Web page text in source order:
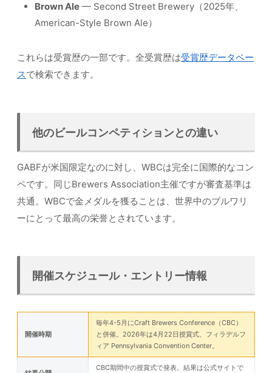
Brown Ale — Second Street Brewery（2025年、
American-Style Brown Ale）
これらは受賞歴の一部です。全受賞歴は受賞歴データベー
スで検索できます。
他のビールコンペティションとの違い
GABFが米国限定なのに対し、WBCは完全に国際的なコン
ペです。同じBrewers Association主催ですが審査基準は
共通。WBCで金メダルを獲ることは、世界中のブルワリ
ーにとって最高の栄誉とされています。
開催スケジュール・エントリー情報
開催時期
毎年4-5月にCraft Brewers Conference（CBC）
と併催。2026年は4月22日授賞式、フィラデルフ
ィア Pennsylvania Convention Center。
CBC期間中の授賞式で発表。結果は公式サイトで